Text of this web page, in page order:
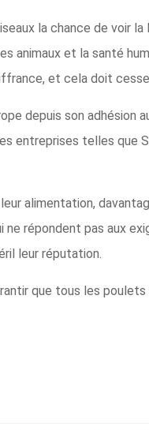
la chance de voir la
animaux et la santé
et cela doit
depuis son adhésion
entreprises telles que
alimentation,
répondent pas aux
leur réputation.
que tous les